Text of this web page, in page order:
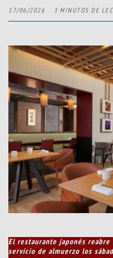
17/06/2026 3 MINUTOS DE
El restaurante japonés
servicio de almuerzo los